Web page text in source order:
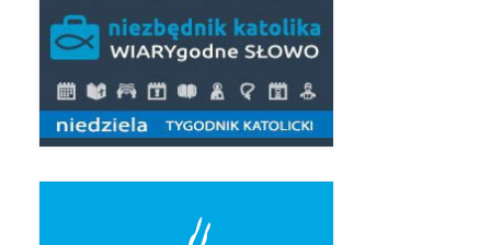
Pasterka 2018
Remont kościoła
100 lecie Niepodległości
Triduum Św. St. Kostka 2018